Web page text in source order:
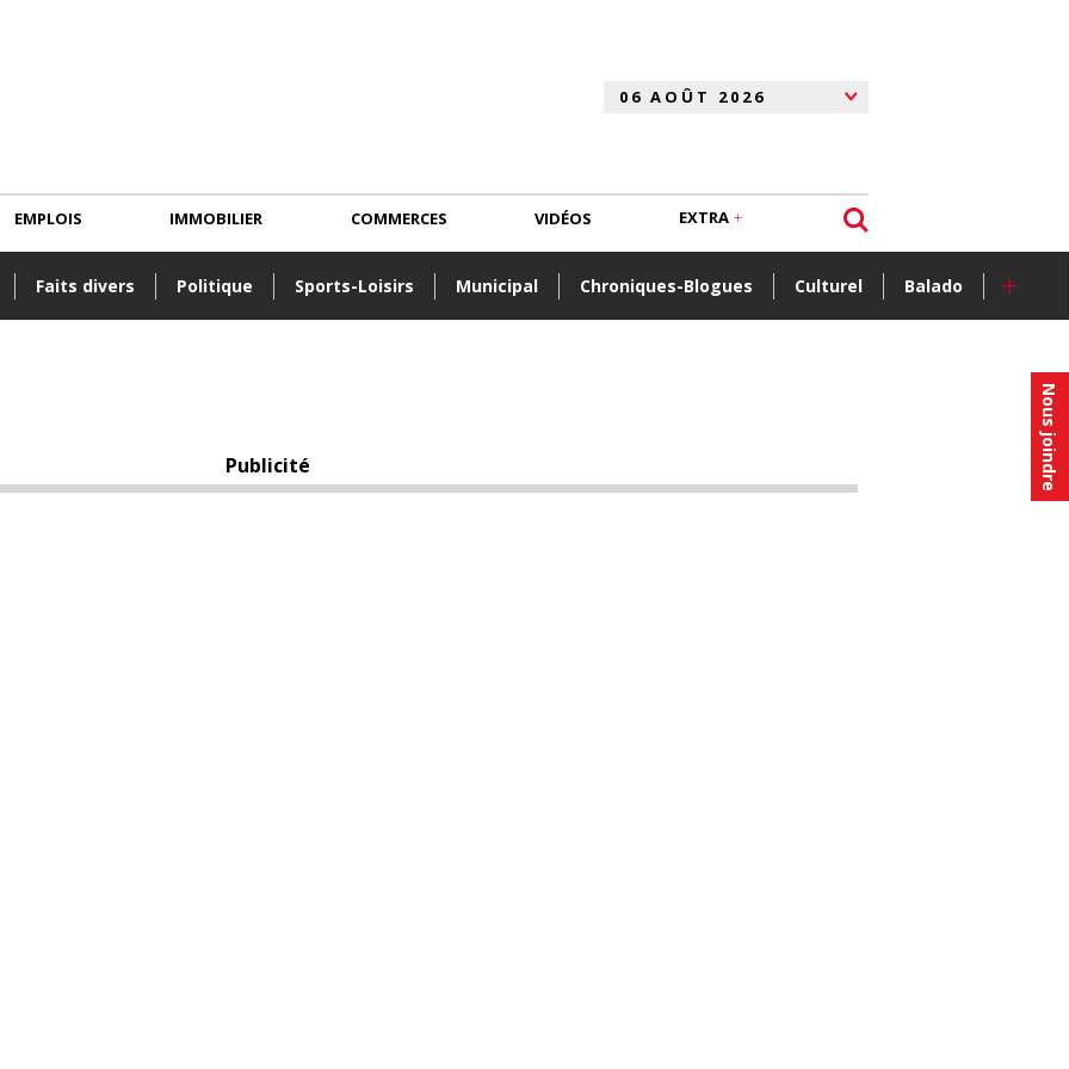
Nous joindre
Faits divers Politique Sports-Loisirs Municipal Chroniques-Blogues Culturel Balado +
EMPLOIS IMMOBILIER COMMERCES VIDÉOS EXTRA
Publicité